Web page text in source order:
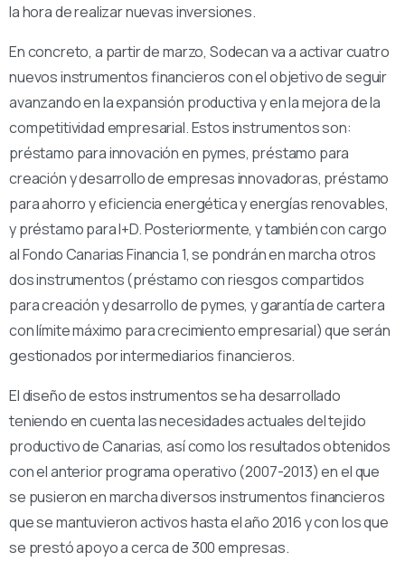
la hora de realizar nuevas inversiones.
En concreto, a partir de marzo, Sodecan va a activar cuatro
nuevos instrumentos financieros con el objetivo de seguir
avanzando en la expansión productiva y en la mejora de la
competitividad empresarial. Estos instrumentos son:
préstamo para innovación en pymes, préstamo para
creación y desarrollo de empresas innovadoras, préstamo
para ahorro y eficiencia energética y energías renovables,
y préstamo para I+D. Posteriormente, y también con cargo
al Fondo Canarias Financia 1, se pondrán en marcha otros
dos instrumentos (préstamo con riesgos compartidos
para creación y desarrollo de pymes, y garantía de cartera
con límite máximo para crecimiento empresarial) que serán
gestionados por intermediarios financieros.
El diseño de estos instrumentos se ha desarrollado
teniendo en cuenta las necesidades actuales del tejido
productivo de Canarias, así como los resultados obtenidos
con el anterior programa operativo (2007-2013) en el que
se pusieron en marcha diversos instrumentos financieros
que se mantuvieron activos hasta el año 2016 y con los que
se prestó apoyo a cerca de 300 empresas.